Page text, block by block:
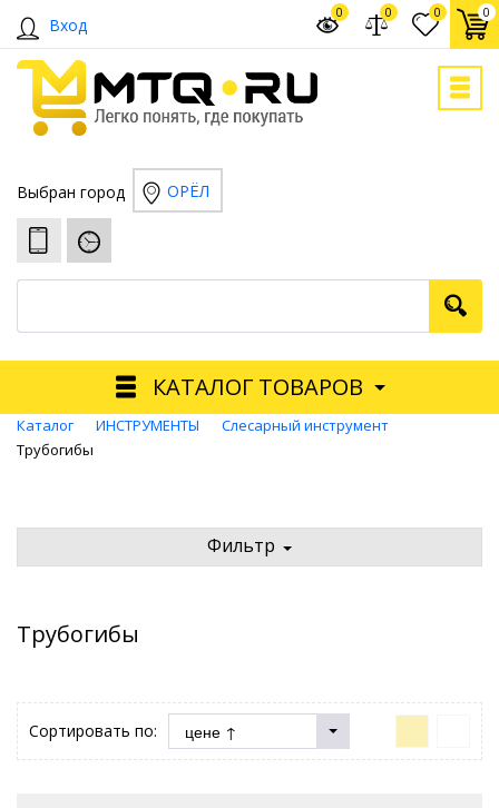
Вход
0 0
0 0
Выбран город ОРЁЛ
КАТАЛОГ ТОВАРОВ
Каталог ИНСТРУМЕНТЫ
Слесарный инструмент
Трубогибы
Фильтр
Трубогибы
Сортировать по: